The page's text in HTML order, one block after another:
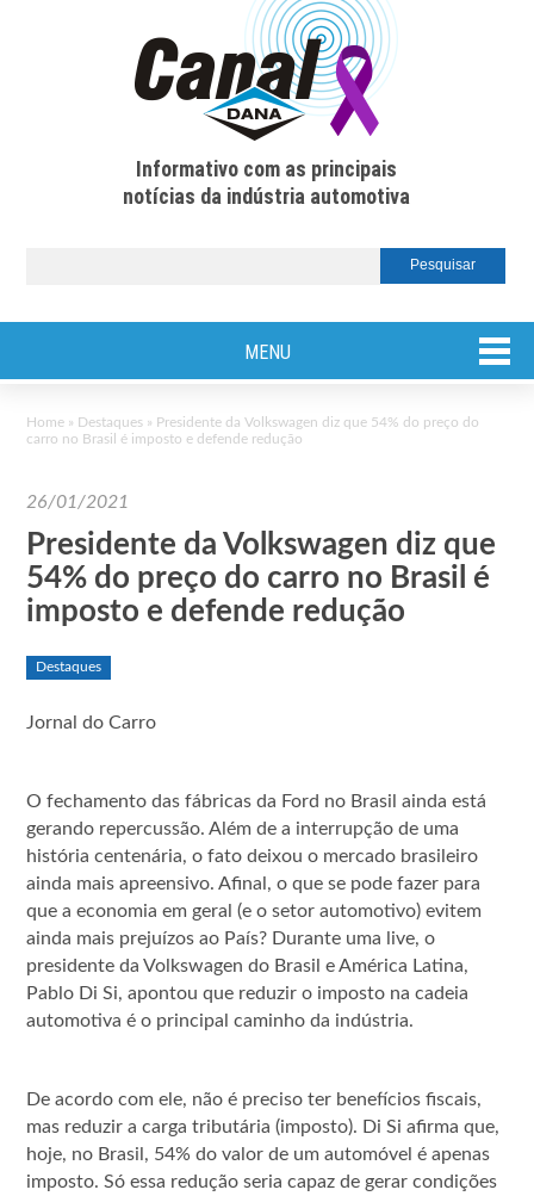
Informativo com as principais
notícias da indústria automotiva
MENU
Home » Destaques » Presidente da Volkswagen diz que 54% do preço do
carro no Brasil é imposto e defende redução
26/01/2021
Presidente da Volkswagen diz que
54% do preço do carro no Brasil é
imposto e defende redução
Destaques
Jornal do Carro
O fechamento das fábricas da Ford no Brasil ainda está
gerando repercussão. Além de a interrupção de uma
história centenária, o fato deixou o mercado brasileiro
ainda mais apreensivo. Afinal, o que se pode fazer para
que a economia em geral (e o setor automotivo) evitem
ainda mais prejuízos ao País? Durante uma live, o
presidente da Volkswagen do Brasil e América Latina,
Pablo Di Si, apontou que reduzir o imposto na cadeia
automotiva é o principal caminho da indústria.
De acordo com ele, não é preciso ter benefícios fiscais,
mas reduzir a carga tributária (imposto). Di Si afirma que,
hoje, no Brasil, 54% do valor de um automóvel é apenas
imposto. Só essa redução seria capaz de gerar condições